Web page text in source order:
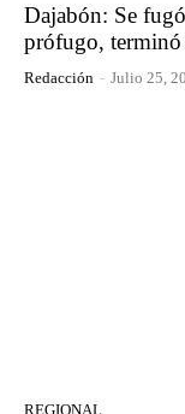
Dajabón: Se
prófugo, terminó
Redacción - Julio 25,
REGIONAL